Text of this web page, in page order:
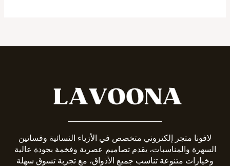
لافونا متجر إلكتروني متخصص في الأزياء النسائية وفساتين
السهرة والمناسبات، يقدم تصاميم عصرية وفخمة بجودة عالية
وخيارات متنوعة تناسب جميع الأذواق، مع تجربة تسوق سهلة